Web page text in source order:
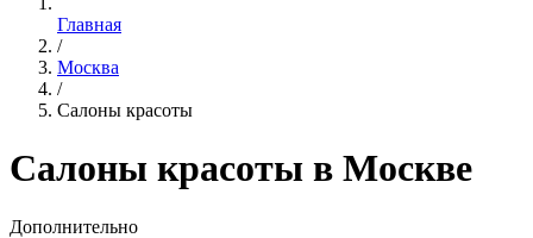
Главная
/
Москва
/
Салоны красоты
Салоны красоты в Москве
Дополнительно